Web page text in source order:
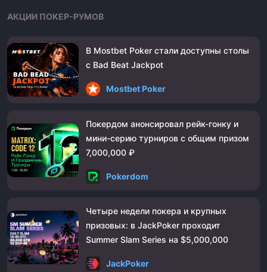
АКЦИИ ПОКЕР-РУМОВ
В Mostbet Poker стали доступны столы
с Bad Beat Jackpot
Mostbet Poker
Покердом анонсировал рейк-гонку и
мини-серию турниров с общим призом
7,000,000 ₽
Pokerdom
Четыре недели покера и крупных
призовых: в JackPoker проходит
Summer Slam Series на $5,000,000
JackPoker